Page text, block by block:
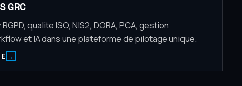
GRC
qualite ISO, NIS2, DORA, PCA, gestion
et IA dans une plateforme de pilotage unique.